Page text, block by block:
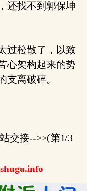
还找不到郭保坤
过松散了，以致
心架构起来的势
支离破碎。
交接-->>(第1/3